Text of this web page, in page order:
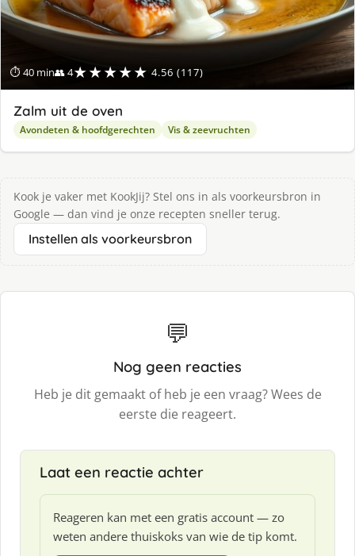
⏱ 40 min👥 4★★★★★ 4.56 (117)
Zalm uit de oven
Avondeten & hoofdgerechten Vis & zeevruchten
Kook je vaker met KookJij? Stel ons in als voorkeursbron in
Google — dan vind je onze recepten sneller terug.
Instellen als voorkeursbron
💬
Nog geen reacties
Heb je dit gemaakt of heb je een vraag? Wees de
eerste die reageert.
Laat een reactie achter
Reageren kan met een gratis account — zo
weten andere thuiskoks van wie de tip komt.